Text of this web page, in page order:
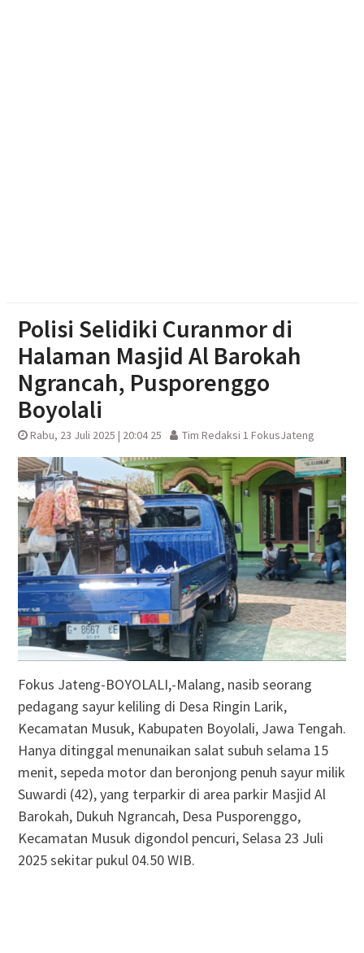
Polisi Selidiki Curanmor di
Halaman Masjid Al Barokah
Ngrancah, Pusporenggo
Boyolali
Rabu, 23 Juli 2025 | 20:04 25 Tim Redaksi 1 FokusJateng
Fokus Jateng-BOYOLALI,-Malang, nasib seorang
pedagang sayur keliling di Desa Ringin Larik,
Kecamatan Musuk, Kabupaten Boyolali, Jawa Tengah.
Hanya ditinggal menunaikan salat subuh selama 15
menit, sepeda motor dan beronjong penuh sayur milik
Suwardi (42), yang terparkir di area parkir Masjid Al
Barokah, Dukuh Ngrancah, Desa Pusporenggo,
Kecamatan Musuk digondol pencuri, Selasa 23 Juli
2025 sekitar pukul 04.50 WIB.